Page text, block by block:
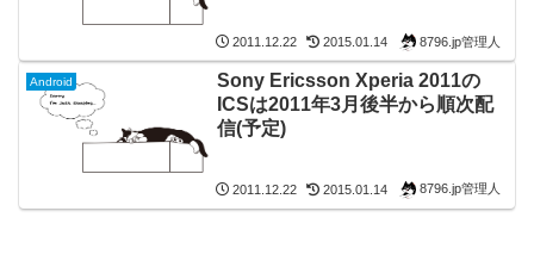
2011.12.22 2015.01.14 8796.jp管理人
Android
Sony Ericsson Xperia 2011の
ICSは2011年3月後半から順次配
信(予定)
2011.12.22 2015.01.14 8796.jp管理人